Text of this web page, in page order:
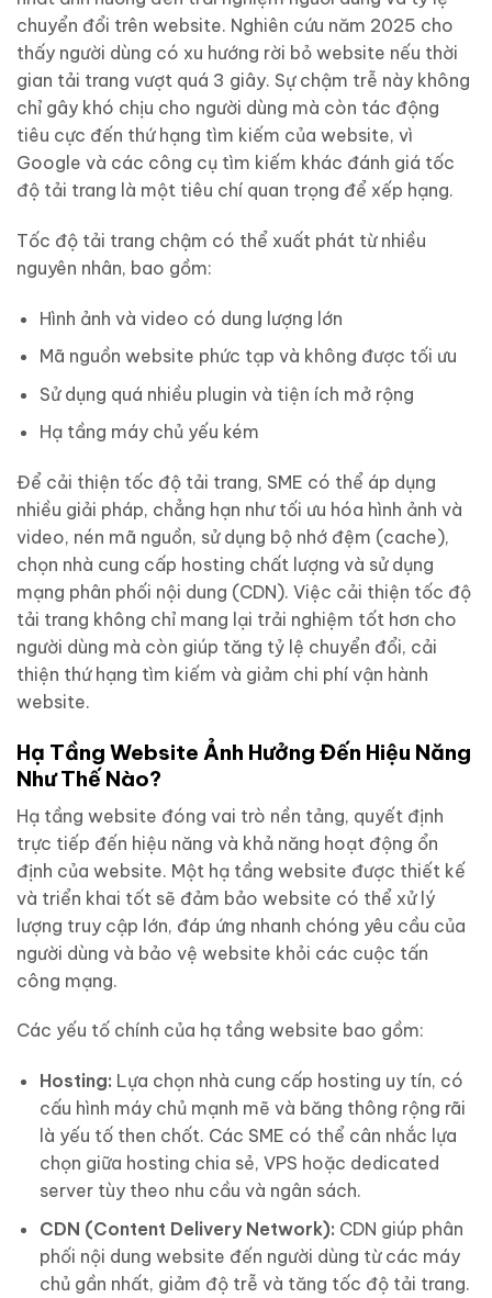
chuyển đổi trên website. Nghiên cứu năm 2025 cho
thấy người dùng có xu hướng rời bỏ website nếu thời
gian tải trang vượt quá 3 giây. Sự chậm trễ này không
chỉ gây khó chịu cho người dùng mà còn tác động
tiêu cực đến thứ hạng tìm kiếm của website, vì
Google và các công cụ tìm kiếm khác đánh giá tốc
độ tải trang là một tiêu chí quan trọng để xếp hạng.
Tốc độ tải trang chậm có thể xuất phát từ nhiều
nguyên nhân, bao gồm:
Hình ảnh và video có dung lượng lớn
Mã nguồn website phức tạp và không được tối ưu
Sử dụng quá nhiều plugin và tiện ích mở rộng
Hạ tầng máy chủ yếu kém
Để cải thiện tốc độ tải trang, SME có thể áp dụng
nhiều giải pháp, chẳng hạn như tối ưu hóa hình ảnh và
video, nén mã nguồn, sử dụng bộ nhớ đệm (cache),
chọn nhà cung cấp hosting chất lượng và sử dụng
mạng phân phối nội dung (CDN). Việc cải thiện tốc độ
tải trang không chỉ mang lại trải nghiệm tốt hơn cho
người dùng mà còn giúp tăng tỷ lệ chuyển đổi, cải
thiện thứ hạng tìm kiếm và giảm chi phí vận hành
website.
Hạ Tầng Website Ảnh Hưởng Đến Hiệu Năng
Như Thế Nào?
Hạ tầng website đóng vai trò nền tảng, quyết định
trực tiếp đến hiệu năng và khả năng hoạt động ổn
định của website. Một hạ tầng website được thiết kế
và triển khai tốt sẽ đảm bảo website có thể xử lý
lượng truy cập lớn, đáp ứng nhanh chóng yêu cầu của
người dùng và bảo vệ website khỏi các cuộc tấn
công mạng.
Các yếu tố chính của hạ tầng website bao gồm:
Hosting: Lựa chọn nhà cung cấp hosting uy tín, có
cấu hình máy chủ mạnh mẽ và băng thông rộng rãi
là yếu tố then chốt. Các SME có thể cân nhắc lựa
chọn giữa hosting chia sẻ, VPS hoặc dedicated
server tùy theo nhu cầu và ngân sách.
CDN (Content Delivery Network): CDN giúp phân
phối nội dung website đến người dùng từ các máy
chủ gần nhất, giảm độ trễ và tăng tốc độ tải trang.